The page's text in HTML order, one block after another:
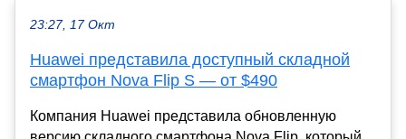
23:27, 17 Окт
Huawei представила доступный складной
смартфон Nova Flip S — от $490
Компания Huawei представила обновленную